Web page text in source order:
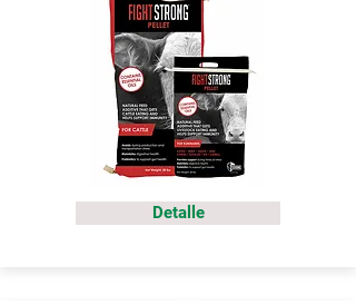
Detalle